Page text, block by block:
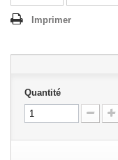
Imprimer
Quantité